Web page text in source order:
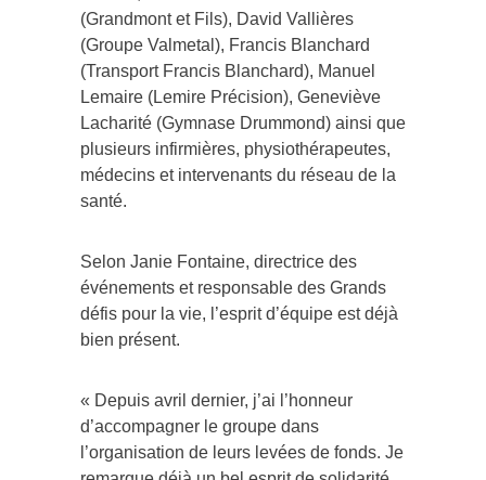
(Grandmont et Fils), David Vallières
(Groupe Valmetal), Francis Blanchard
(Transport Francis Blanchard), Manuel
Lemaire (Lemire Précision), Geneviève
Lacharité (Gymnase Drummond) ainsi que
plusieurs infirmières, physiothérapeutes,
médecins et intervenants du réseau de la
santé.
Selon Janie Fontaine, directrice des
événements et responsable des Grands
défis pour la vie, l’esprit d’équipe est déjà
bien présent.
« Depuis avril dernier, j’ai l’honneur
d’accompagner le groupe dans
l’organisation de leurs levées de fonds. Je